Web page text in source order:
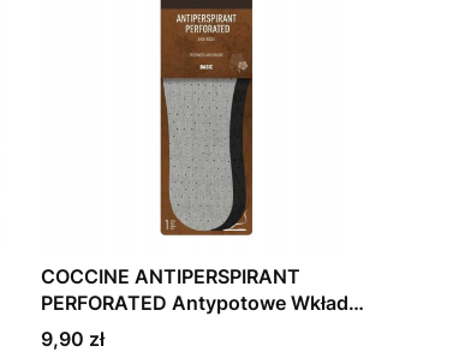
COCCINE ANTIPERSPIRANT
PERFORATED Antypotowe Wkładki
do Butów DO WYCINANIA
Cena
9,90 zł